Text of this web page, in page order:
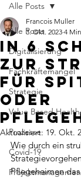
Alle Posts
Digitalisierung
Fachkräftemangel
Strategie
Value Based
Prozesse
Covid-19
Alle Posts
In 6
zur
für
oder
Francois Muller
3. Okt. 2023 4
Aktualisiert: 19. Okt.
Wie durch ein
Pflegeheimen